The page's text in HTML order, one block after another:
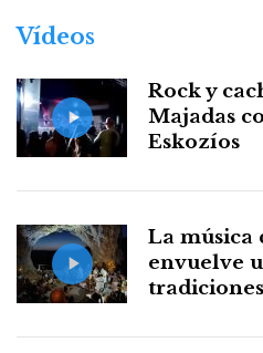
Vídeos
Rock y
Majadas
Eskozíos
La música
envuelve